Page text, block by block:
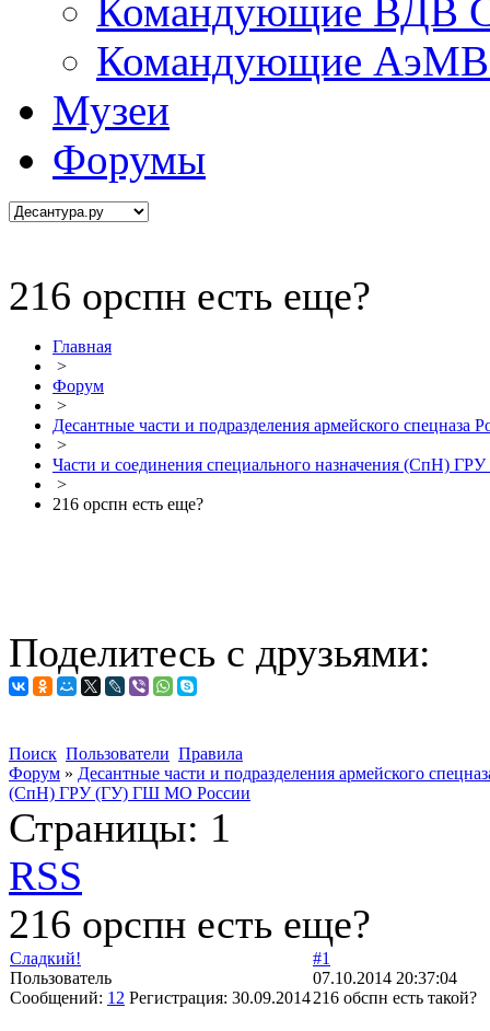
Командующие ВДВ
Командующие АэМВ
Музеи
Форумы
216 орспн есть еще?
Главная
>
Форум
>
Десантные части и подразделения армейского спецназа
>
Части и соединения специального назначения (СпН)
>
216 орспн есть еще?
Поделитесь с друзьями:
Поиск Пользователи Правила
Форум » Десантные части и подразделения армейского
(СпН) ГРУ (ГУ) ГШ МО России
Страницы: 1
RSS
216 орспн есть еще?
Сладкий!
Пользователь
Сообщений: 12 Регистрация: 30.09.2014
#1
07.10.2014 20:37:04
216 обспн есть такой?